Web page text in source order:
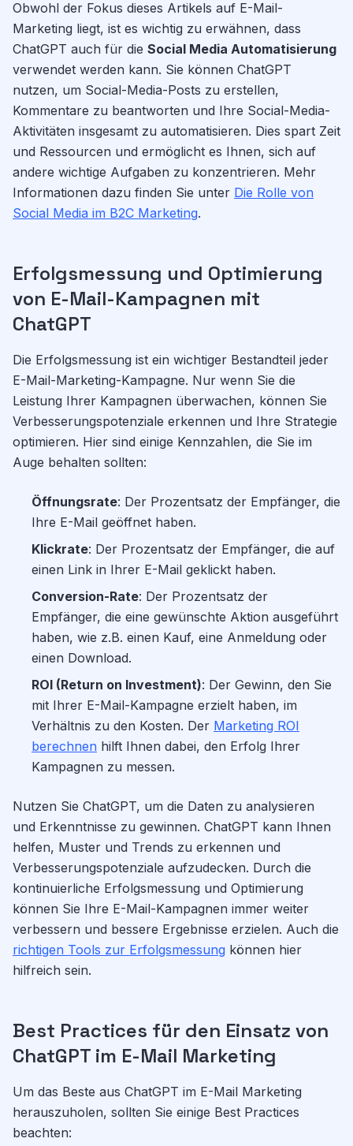
Obwohl der Fokus dieses Artikels auf E-Mail-
Marketing liegt, ist es wichtig zu erwähnen, dass
ChatGPT auch für die Social Media Automatisierung
verwendet werden kann. Sie können ChatGPT
nutzen, um Social-Media-Posts zu erstellen,
Kommentare zu beantworten und Ihre Social-Media-
Aktivitäten insgesamt zu automatisieren. Dies spart Zeit
und Ressourcen und ermöglicht es Ihnen, sich auf
andere wichtige Aufgaben zu konzentrieren. Mehr
Informationen dazu finden Sie unter Die Rolle von
Social Media im B2C Marketing.
Erfolgsmessung und Optimierung
von E-Mail-Kampagnen mit
ChatGPT
Die Erfolgsmessung ist ein wichtiger Bestandteil jeder
E-Mail-Marketing-Kampagne. Nur wenn Sie die
Leistung Ihrer Kampagnen überwachen, können Sie
Verbesserungspotenziale erkennen und Ihre Strategie
optimieren. Hier sind einige Kennzahlen, die Sie im
Auge behalten sollten:
Öffnungsrate: Der Prozentsatz der Empfänger, die
Ihre E-Mail geöffnet haben.
Klickrate: Der Prozentsatz der Empfänger, die auf
einen Link in Ihrer E-Mail geklickt haben.
Conversion-Rate: Der Prozentsatz der
Empfänger, die eine gewünschte Aktion ausgeführt
haben, wie z.B. einen Kauf, eine Anmeldung oder
einen Download.
ROI (Return on Investment): Der Gewinn, den Sie
mit Ihrer E-Mail-Kampagne erzielt haben, im
Verhältnis zu den Kosten. Der Marketing ROI
berechnen hilft Ihnen dabei, den Erfolg Ihrer
Kampagnen zu messen.
Nutzen Sie ChatGPT, um die Daten zu analysieren
und Erkenntnisse zu gewinnen. ChatGPT kann Ihnen
helfen, Muster und Trends zu erkennen und
Verbesserungspotenziale aufzudecken. Durch die
kontinuierliche Erfolgsmessung und Optimierung
können Sie Ihre E-Mail-Kampagnen immer weiter
verbessern und bessere Ergebnisse erzielen. Auch die
richtigen Tools zur Erfolgsmessung können hier
hilfreich sein.
Best Practices für den Einsatz von
ChatGPT im E-Mail Marketing
Um das Beste aus ChatGPT im E-Mail Marketing
herauszuholen, sollten Sie einige Best Practices
beachten: